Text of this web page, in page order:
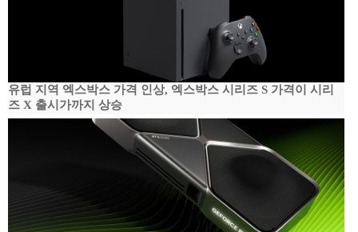
유럽 지역 엑스박스 가격 인상, 엑스박스 시리즈 S 가격이 시리
즈 X 출시가까지 상승